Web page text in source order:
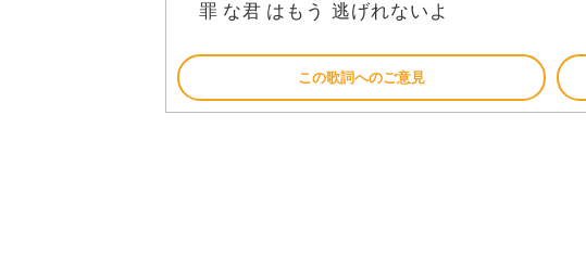
罪 な君 はもう 逃げれないよ
この歌詞へのご意見